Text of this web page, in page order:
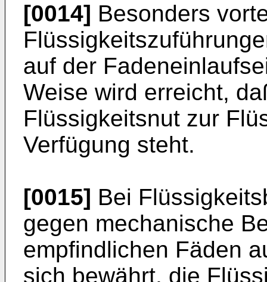
[0014] Besonders
auf der
Weise wird erreicht,
Flüssigkeitsnut zur
Verfügung steht.
[0015] Bei
gegen mechanische
empfindlichen Fäden
sich bewährt, die